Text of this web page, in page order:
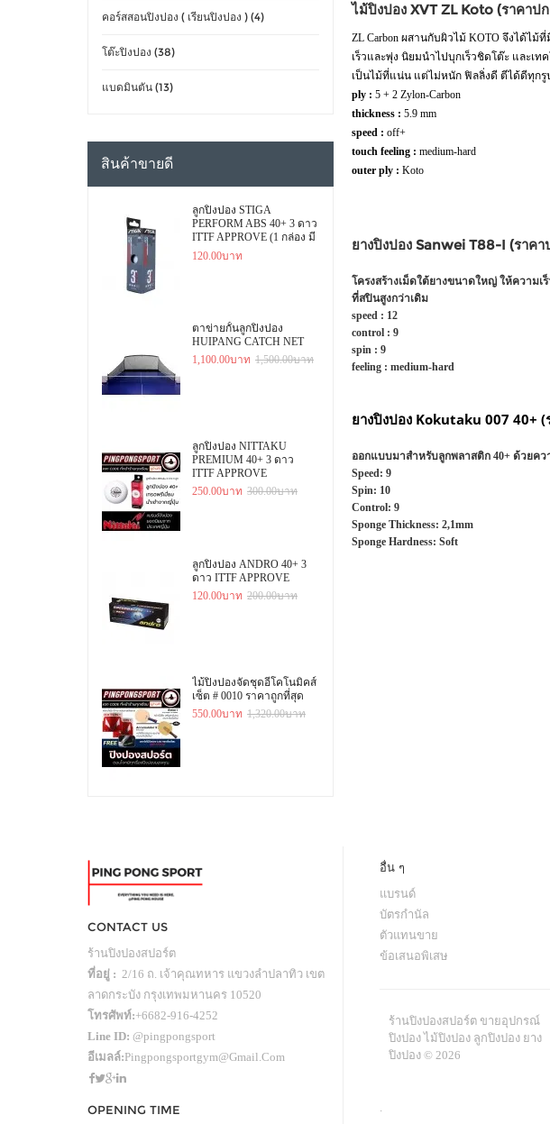
คอร์สสอนปิงปอง ( เรียนปิงปอง ) (4)
โต๊ะปิงปอง (38)
แบดมินตัน (13)
สินค้าขายดี
ลูกปิงปอง STIGA
PERFORM ABS 40+ 3 ดาว
ITTF APPROVE (1 กล่อง มี
3 ลูก)
120.00บาท
ตาข่ายกั้นลูกปิงปอง
HUIPANG CATCH NET
1,100.00บาท 1,500.00บาท
ลูกปิงปอง NITTAKU
PREMIUM 40+ 3 ดาว
ITTF APPROVE
250.00บาท 300.00บาท
ลูกปิงปอง ANDRO 40+ 3
ดาว ITTF APPROVE
120.00บาท 200.00บาท
ไม้ปิงปองจัดชุดอีโคโนมิคส์
เซ็ต # 0010 ราคาถูกที่สุด
550.00บาท 1,320.00บาท
ไม้ปิงปอง XVT ZL Koto (ราคาป
ZL Carbon ผสานกับผิวไม้ KOTO จึงได้ไ
เร็วและพุ่ง นิยมนำไปบุกเร็วชิดโต๊ะ และเท
เป็นไม้ที่แน่น แต่ไม่หนัก ฟิลลิ่งดี ตีได้ดีทุก
ply : 5 + 2 Zylon-Carbon
thickness : 5.9 mm
speed : off+
touch feeling : medium-hard
outer ply : Koto
ยางปิงปอง Sanwei T88-I (ราค
โครงสร้างเม็ดใต้ยางขนาดใหญ่ ให้ความเ
ที่สปินสูงกว่าเดิม
speed : 12
control : 9
spin : 9
feeling : medium-hard
ยางปิงปอง Kokutaku 007 40+
ออกแบบมาสำหรับลูกพลาสติก 40+ ด้วยค
Speed: 9
Spin: 10
Control: 9
Sponge Thickness: 2,1mm
Sponge Hardness: Soft
CONTACT US
ร้านปิงปองสปอร์ต
ที่อยู่ : 2/16 ถ. เจ้าคุณทหาร แขวงลำปลาทิว เขต
ลาดกระบัง กรุงเทพมหานคร 10520
โทรศัพท์:+6682-916-4252
Line ID: @pingpongsport
อีเมลล์:Pingpongsportgym@gmail.com
OPENING TIME
อื่น ๆ
แบรนด์
บัตรกำนัล
ตัวแทนขาย
ข้อเสนอพิเสษ
ร้านปิงปองสปอร์ต ขายอุปกรณ์
ปิงปอง ไม้ปิงปอง ลูกปิงปอง ยาง
ปิงปอง © 2026
.